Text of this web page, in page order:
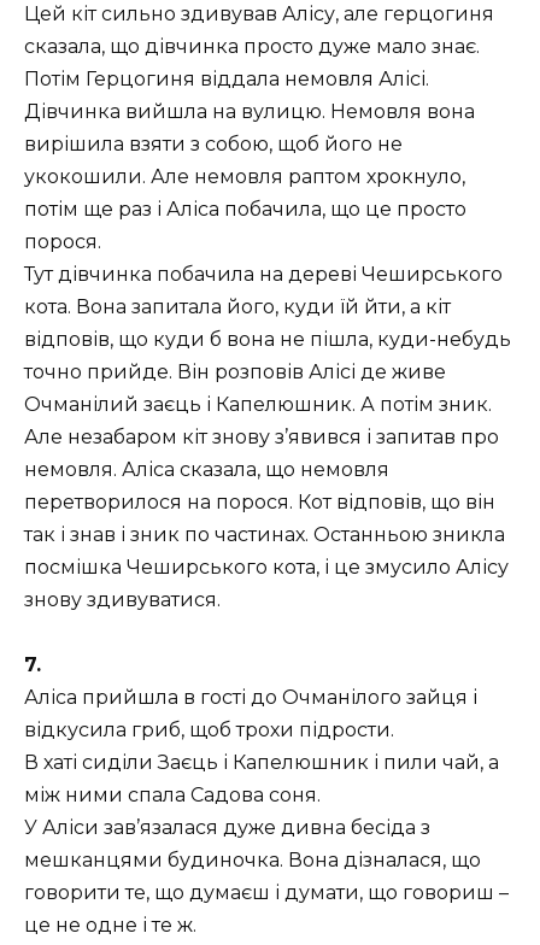
Цей кіт сильно здивував Алісу, але герцогиня
сказала, що дівчинка просто дуже мало знає.
Потім Герцогиня віддала немовля Алісі.
Дівчинка вийшла на вулицю. Немовля вона
вирішила взяти з собою, щоб його не
укокошили. Але немовля раптом хрокнуло,
потім ще раз і Аліса побачила, що це просто
порося.
Тут дівчинка побачила на дереві Чеширського
кота. Вона запитала його, куди їй йти, а кіт
відповів, що куди б вона не пішла, куди-небудь
точно прийде. Він розповів Алісі де живе
Очманілий заєць і Капелюшник. А потім зник.
Але незабаром кіт знову з’явився і запитав про
немовля. Аліса сказала, що немовля
перетворилося на порося. Кот відповів, що він
так і знав і зник по частинах. Останньою зникла
посмішка Чеширського кота, і це змусило Алісу
знову здивуватися.
7.
Аліса прийшла в гості до Очманілого зайця і
відкусила гриб, щоб трохи підрости.
В хаті сиділи Заєць і Капелюшник і пили чай, а
між ними спала Садова соня.
У Аліси зав’язалася дуже дивна бесіда з
мешканцями будиночка. Вона дізналася, що
говорити те, що думаєш і думати, що говориш –
це не одне і те ж.